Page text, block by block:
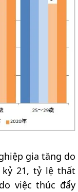
gia tăng do
21, tỷ lệ thất
việc thúc đẩy